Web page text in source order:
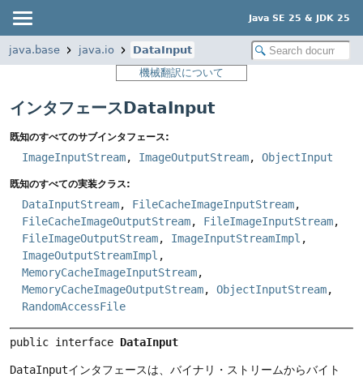
Java SE 25 & JDK 25
java.base java.io
DataInput
機械翻訳について
インタフェースDataInput
既知のすべてのサブインタフェース:
ImageInputStream, ImageOutputStream, ObjectInput
既知のすべての実装クラス:
DataInputStream, FileCacheImageInputStream,
FileCacheImageOutputStream, FileImageInputStream,
FileImageOutputStream, ImageInputStreamImpl ,
ImageOutputStreamImpl ,
MemoryCacheImageInputStream,
MemoryCacheImageOutputStream, ObjectInputStream,
RandomAccessFile
public interface DataInput
DataInputインタフェースは、バイナリ・ストリームからバイト